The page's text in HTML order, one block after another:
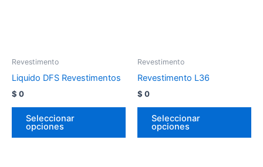
Revestimento
Liquido DFS Revestimentos
$ 0
Seleccionar
opciones
Revestimento
Revestimento L36
$ 0
Seleccionar
opciones